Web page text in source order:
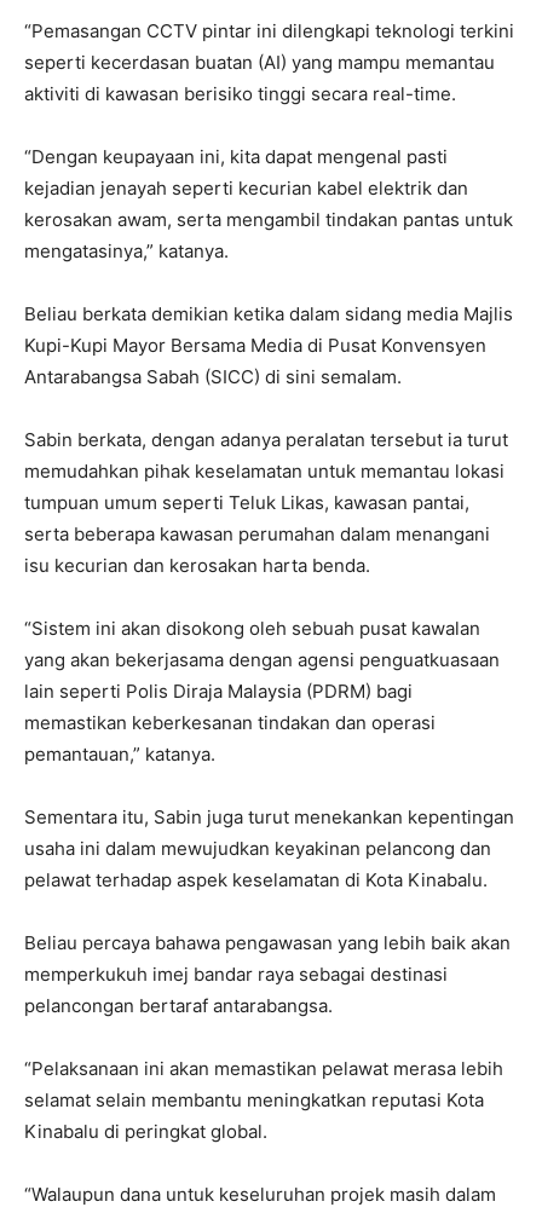
“Pemasangan CCTV pintar ini dilengkapi teknologi terkini
seperti kecerdasan buatan (AI) yang mampu memantau
aktiviti di kawasan berisiko tinggi secara real-time.
“Dengan keupayaan ini, kita dapat mengenal pasti
kejadian jenayah seperti kecurian kabel elektrik dan
kerosakan awam, serta mengambil tindakan pantas untuk
mengatasinya,” katanya.
Beliau berkata demikian ketika dalam sidang media Majlis
Kupi-Kupi Mayor Bersama Media di Pusat Konvensyen
Antarabangsa Sabah (SICC) di sini semalam.
Sabin berkata, dengan adanya peralatan tersebut ia turut
memudahkan pihak keselamatan untuk memantau lokasi
tumpuan umum seperti Teluk Likas, kawasan pantai,
serta beberapa kawasan perumahan dalam menangani
isu kecurian dan kerosakan harta benda.
“Sistem ini akan disokong oleh sebuah pusat kawalan
yang akan bekerjasama dengan agensi penguatkuasaan
lain seperti Polis Diraja Malaysia (PDRM) bagi
memastikan keberkesanan tindakan dan operasi
pemantauan,” katanya.
Sementara itu, Sabin juga turut menekankan kepentingan
usaha ini dalam mewujudkan keyakinan pelancong dan
pelawat terhadap aspek keselamatan di Kota Kinabalu.
Beliau percaya bahawa pengawasan yang lebih baik akan
memperkukuh imej bandar raya sebagai destinasi
pelancongan bertaraf antarabangsa.
“Pelaksanaan ini akan memastikan pelawat merasa lebih
selamat selain membantu meningkatkan reputasi Kota
Kinabalu di peringkat global.
“Walaupun dana untuk keseluruhan projek masih dalam